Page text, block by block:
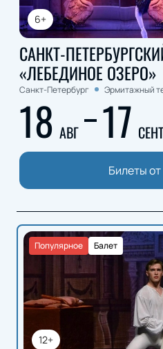
6+
САНКТ-
«ЛЕБЕДИНОЕ ОЗЕРО»
Санкт-Петербург Эрмитажный
18 АВГ 17 СЕНТ
Билеты от
12+
Балет
Популярное